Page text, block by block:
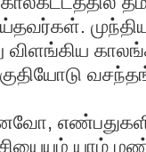
விளங்கிய
யாழ்